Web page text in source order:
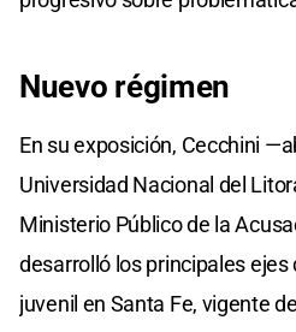
Nuevo régimen
En su exposición, Cecchini
Universidad Nacional del
Ministerio Público de la
desarrolló los principales
juvenil en Santa Fe, vigente